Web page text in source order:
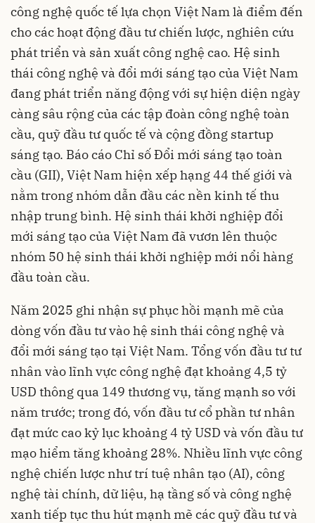
công nghệ quốc tế lựa chọn Việt Nam là điểm đến
cho các hoạt động đầu tư chiến lược, nghiên cứu
phát triển và sản xuất công nghệ cao. Hệ sinh
thái công nghệ và đổi mới sáng tạo của Việt Nam
đang phát triển năng động với sự hiện diện ngày
càng sâu rộng của các tập đoàn công nghệ toàn
cầu, quỹ đầu tư quốc tế và cộng đồng startup
sáng tạo. Báo cáo Chỉ số Đổi mới sáng tạo toàn
cầu (GII), Việt Nam hiện xếp hạng 44 thế giới và
nằm trong nhóm dẫn đầu các nền kinh tế thu
nhập trung bình. Hệ sinh thái khởi nghiệp đổi
mới sáng tạo của Việt Nam đã vươn lên thuộc
nhóm 50 hệ sinh thái khởi nghiệp mới nổi hàng
đầu toàn cầu.
Năm 2025 ghi nhận sự phục hồi mạnh mẽ của
dòng vốn đầu tư vào hệ sinh thái công nghệ và
đổi mới sáng tạo tại Việt Nam. Tổng vốn đầu tư tư
nhân vào lĩnh vực công nghệ đạt khoảng 4,5 tỷ
USD thông qua 149 thương vụ, tăng mạnh so với
năm trước; trong đó, vốn đầu tư cổ phần tư nhân
đạt mức cao kỷ lục khoảng 4 tỷ USD và vốn đầu tư
mạo hiểm tăng khoảng 28%. Nhiều lĩnh vực công
nghệ chiến lược như trí tuệ nhân tạo (AI), công
nghệ tài chính, dữ liệu, hạ tầng số và công nghệ
xanh tiếp tục thu hút mạnh mẽ các quỹ đầu tư và